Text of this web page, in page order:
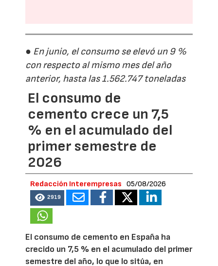
● En junio, el consumo se elevó un 9 %
con respecto al mismo mes del año
anterior, hasta las 1.562.747 toneladas
El consumo de
cemento crece un 7,5
% en el acumulado del
primer semestre de
2026
Redacción Interempresas 05/08/2026
2919
El consumo de cemento en España ha
crecido un 7,5 % en el acumulado del primer
semestre del año, lo que lo sitúa, en